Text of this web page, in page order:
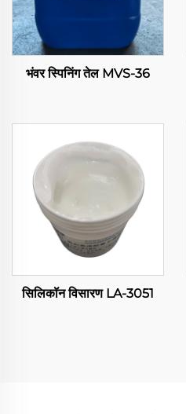
भंवर स्पिनिंग तेल MVS-36
सिलिकॉन विसारण LA-3051